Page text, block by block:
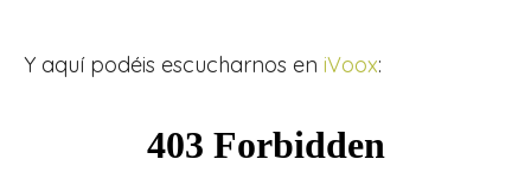
Y aquí podéis escucharnos en iVoox: